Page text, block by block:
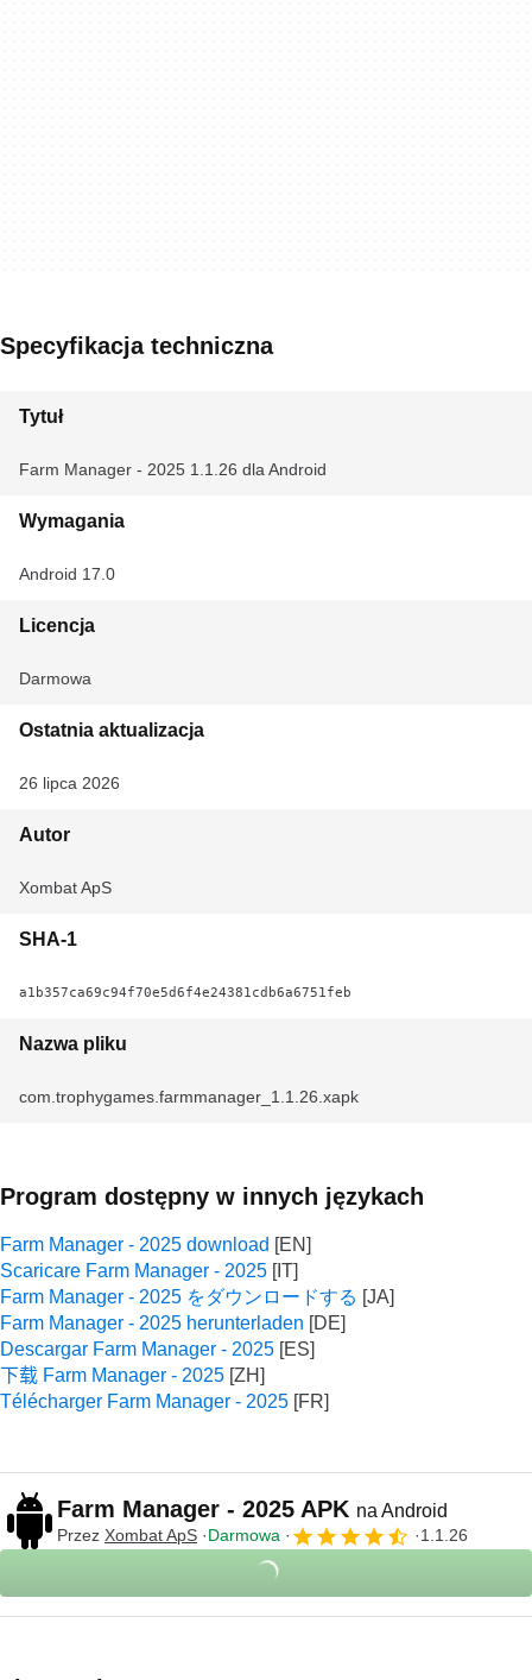
Specyfikacja techniczna
Tytuł
Farm Manager - 2025 1.1.26 dla Android
Wymagania
Android 17.0
Licencja
Darmowa
Ostatnia aktualizacja
26 lipca 2026
Autor
Xombat ApS
SHA-1
a1b357ca69c94f70e5d6f4e24381cdb6a6751feb
Nazwa pliku
com.trophygames.farmmanager_1.1.26.xapk
Program dostępny w innych językach
Farm Manager - 2025 download
Scaricare Farm Manager - 2025
Farm Manager - 2025 をダウンロードする
Farm Manager - 2025 herunterladen
Descargar Farm Manager - 2025
下载 Farm Manager - 2025
Télécharger Farm Manager - 2025
Farm Manager - 2025 APK na Android
Przez Xombat ApS Darmowa 1.1.26